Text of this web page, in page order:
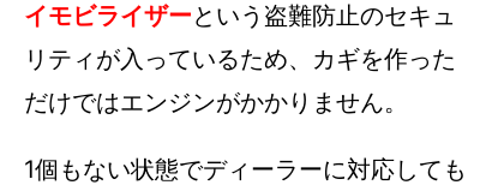
イモビライザーという盗難防止のセキュ
リティが入っているため、カギを作った
だけではエンジンがかかりません。
1個もない状態でディーラーに対応しても